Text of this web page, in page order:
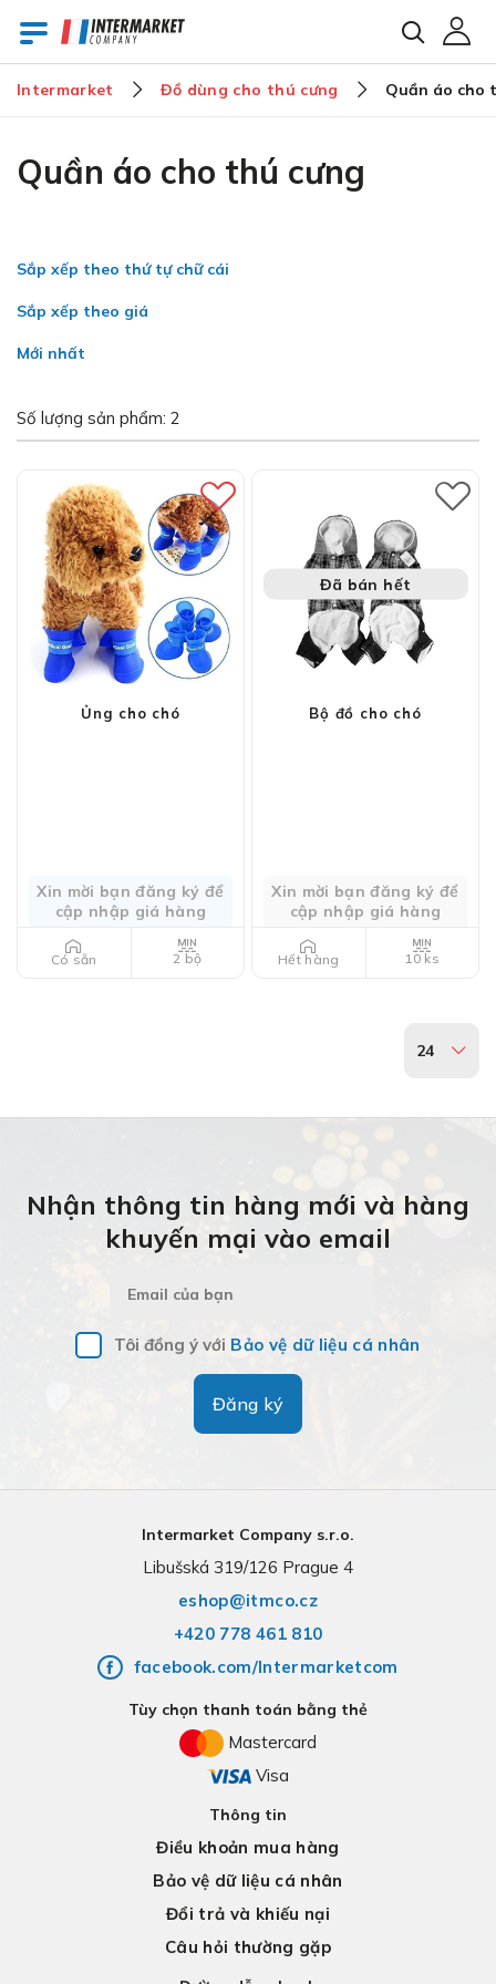
Intermarket Đồ dùng cho thú cưng Quần áo cho
Quần áo cho thú cưng
Sắp xếp theo thứ tự chữ cái
Sắp xếp theo giá
Mới nhất
Số lượng sản phẩm: 2
Ủng cho chó
Xin mời bạn đăng ký để
cập nhập giá hàng
Có sẵn 2 bộ
Đã bán hết
Bộ đồ cho chó
Xin mời bạn đăng ký để
cập nhập giá hàng
Hết hàng 10 ks
24
Nhận thông tin hàng mới và hàng
khuyến mại vào email
Tôi đồng ý với Bảo vệ dữ liệu cá nhân
Đăng ký
Intermarket Company s.r.o.
Libušská 319/126 Prague 4
eshop@itmco.cz
+420 778 461 810
facebook.com/Intermarketcom
Thông tin
Điều khoản mua hàng
Bảo vệ dữ liệu cá nhân
Đổi trả và khiếu nại
Câu hỏi thường gặp
Tùy chọn thanh toán bằng thẻ
Mastercard
Visa